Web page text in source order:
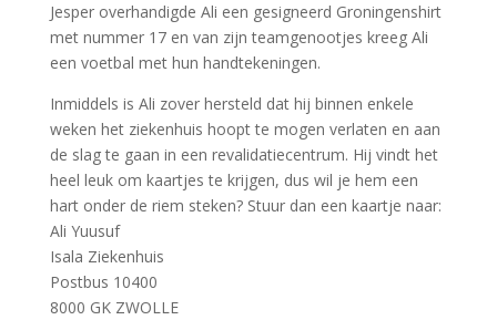
Jesper overhandigde Ali een gesigneerd Groningenshirt
met nummer 17 en van zijn teamgenootjes kreeg Ali
een voetbal met hun handtekeningen.
Inmiddels is Ali zover hersteld dat hij binnen enkele
weken het ziekenhuis hoopt te mogen verlaten en aan
de slag te gaan in een revalidatiecentrum. Hij vindt het
heel leuk om kaartjes te krijgen, dus wil je hem een
hart onder de riem steken? Stuur dan een kaartje naar:
Ali Yuusuf
Isala Ziekenhuis
Postbus 10400
8000 GK ZWOLLE